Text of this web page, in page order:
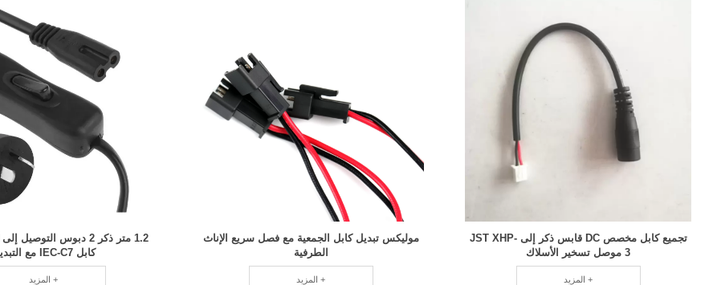
كابل IEC-C7 مع التبديل
المزيد +
موليكس تبديل كابل الجمعية مع فصل سريع الإناث
الطرفية
المزيد +
تجميع كابل مخصص DC قابس ذكر إلى JST XHP-
3 موصل تسخير الأسلاك
المزيد +